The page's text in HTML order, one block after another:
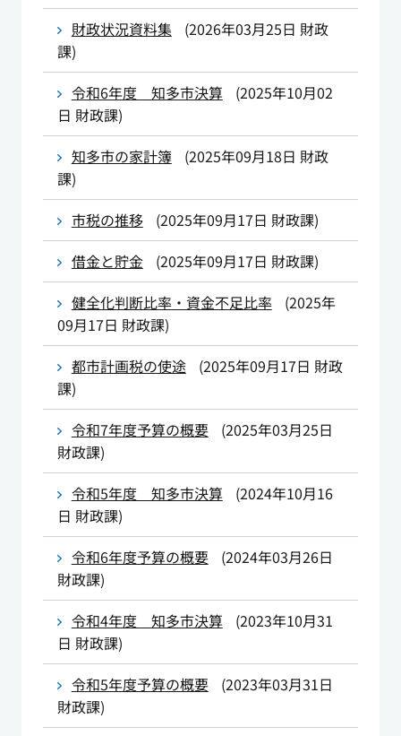
財政状況資料集
(2026年03月25日 財政
課)
令和6年度 知多市決算
(2025年10月02
日 財政課)
知多市の家計簿
(2025年09月18日 財政
課)
市税の推移
(2025年09月17日 財政課)
借金と貯金
(2025年09月17日 財政課)
健全化判断比率・資金不足比率
(2025年
09月17日 財政課)
都市計画税の使途
(2025年09月17日 財政
課)
令和7年度予算の概要
(2025年03月25日
財政課)
令和5年度 知多市決算
(2024年10月16
日 財政課)
令和6年度予算の概要
(2024年03月26日
財政課)
令和4年度 知多市決算
(2023年10月31
日 財政課)
令和5年度予算の概要
(2023年03月31日
財政課)